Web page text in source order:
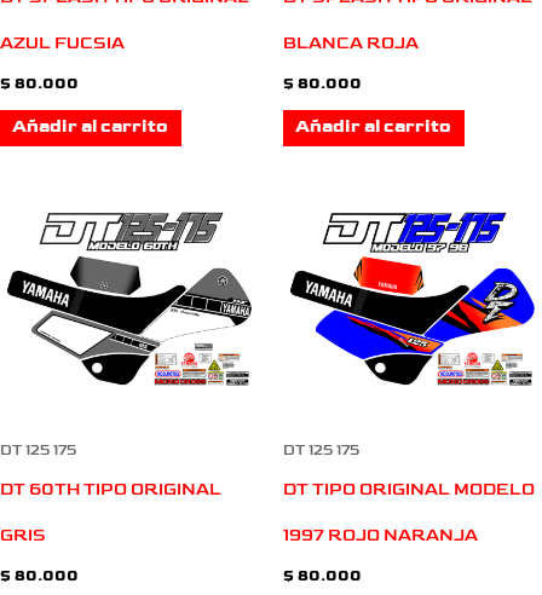
AZUL FUCSIA
$ 80.000
Añadir al carrito
BLANCA ROJA
$ 80.000
Añadir al carrito
DT 125 175
DT 60TH TIPO ORIGINAL
GRIS
$ 80.000
DT 125 175
DT TIPO ORIGINAL MODELO
1997 ROJO NARANJA
$ 80.000